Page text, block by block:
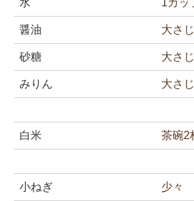
水
1カッ
醤油 大さ
砂糖 大さ
みりん 大さ
白米 茶碗2
小ねぎ 少々